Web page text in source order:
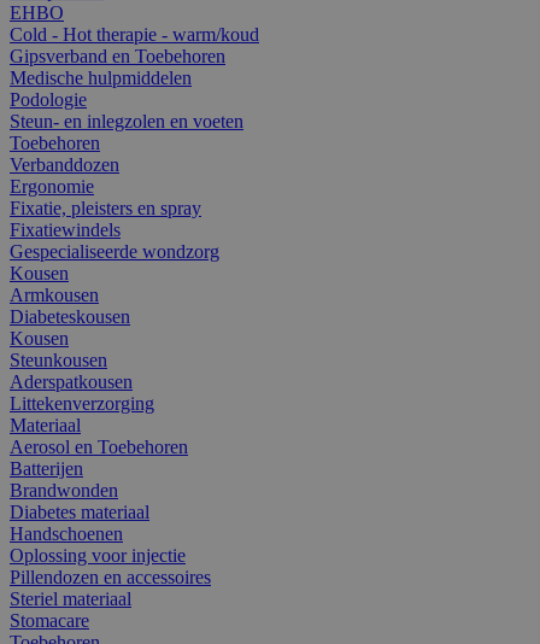
EHBO
Cold - Hot therapie - warm/koud
Gipsverband en Toebehoren
Medische hulpmiddelen
Podologie
Steun- en inlegzolen en voeten
Toebehoren
Verbanddozen
Ergonomie
Fixatie, pleisters en spray
Fixatiewindels
Gespecialiseerde wondzorg
Kousen
Armkousen
Diabeteskousen
Kousen
Steunkousen
Aderspatkousen
Littekenverzorging
Materiaal
Aerosol en Toebehoren
Batterijen
Brandwonden
Diabetes materiaal
Handschoenen
Oplossing voor injectie
Pillendozen en accessoires
Steriel materiaal
Stomacare